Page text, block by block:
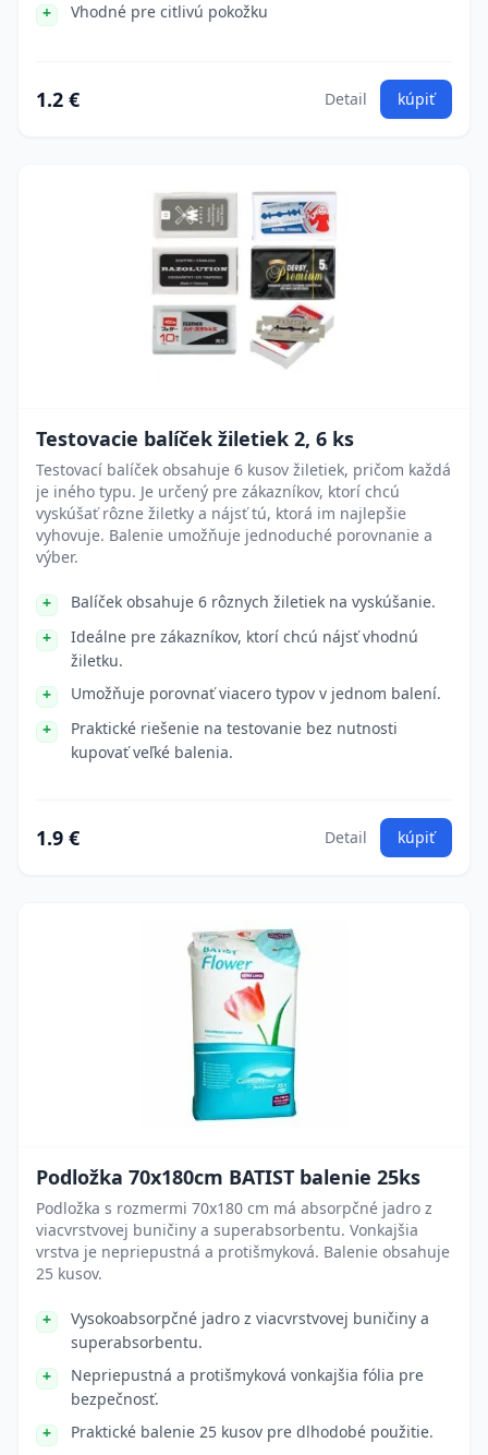
Vhodné pre citlivú pokožku
1.2 € Detail kúpiť
Testovacie balíček žiletiek 2, 6 ks
Testovací balíček obsahuje 6 kusov žiletiek, pričom každá
je iného typu. Je určený pre zákazníkov, ktorí chcú
vyskúšať rôzne žiletky a nájsť tú, ktorá im najlepšie
vyhovuje. Balenie umožňuje jednoduché porovnanie a
výber.
Balíček obsahuje 6 rôznych žiletiek na vyskúšanie.
Ideálne pre zákazníkov, ktorí chcú nájsť vhodnú
žiletku.
Umožňuje porovnať viacero typov v jednom balení.
Praktické riešenie na testovanie bez nutnosti
kupovať veľké balenia.
1.9 € Detail kúpiť
Podložka 70x180cm BATIST balenie 25ks
Podložka s rozmermi 70x180 cm má absorpčné jadro z
viacvrstvovej buničiny a superabsorbentu. Vonkajšia
vrstva je nepriepustná a protišmyková. Balenie obsahuje
25 kusov.
Vysokoabsorpčné jadro z viacvrstvovej buničiny a
superabsorbentu.
Nepriepustná a protišmyková vonkajšia fólia pre
bezpečnosť.
Praktické balenie 25 kusov pre dlhodobé použitie.